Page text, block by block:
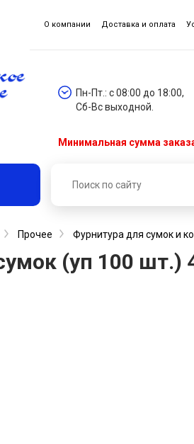
О компании Доставка и оплата
Пн-Пт.: с 08:00 до 18:00,
Сб-Вс выходной.
Минимальная сумма
Прочее Фурнитура для сумок и
(уп 100 шт.)